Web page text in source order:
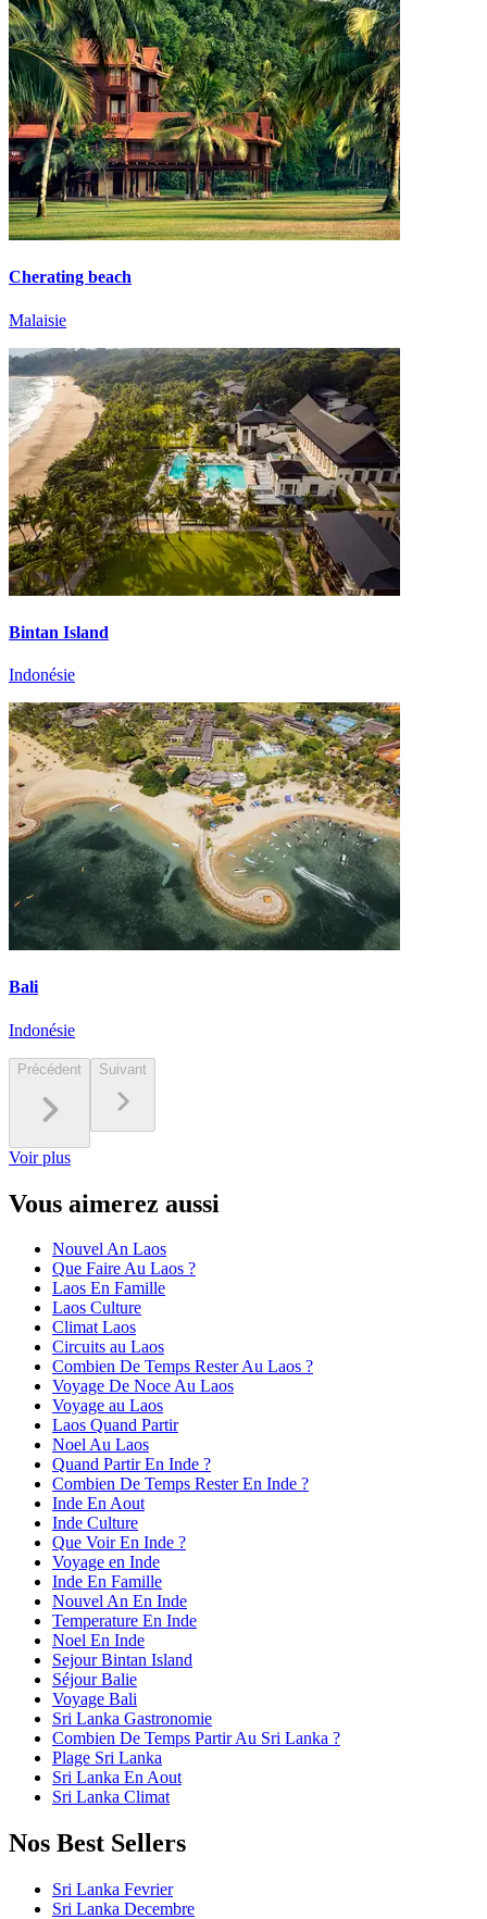
Cherating beach
Malaisie
Bintan Island
Indonésie
Bali
Indonésie
Précédent Suivant
Voir plus
Vous aimerez aussi
Nouvel An Laos
Que Faire Au Laos ?
Laos En Famille
Laos Culture
Climat Laos
Circuits au Laos
Combien De Temps Rester Au Laos ?
Voyage De Noce Au Laos
Voyage au Laos
Laos Quand Partir
Noel Au Laos
Quand Partir En Inde ?
Combien De Temps Rester En Inde ?
Inde En Aout
Inde Culture
Que Voir En Inde ?
Voyage en Inde
Inde En Famille
Nouvel An En Inde
Temperature En Inde
Noel En Inde
Sejour Bintan Island
Séjour Balie
Voyage Bali
Sri Lanka Gastronomie
Combien De Temps Partir Au Sri Lanka ?
Plage Sri Lanka
Sri Lanka En Aout
Sri Lanka Climat
Nos Best Sellers
Sri Lanka Fevrier
Sri Lanka Decembre